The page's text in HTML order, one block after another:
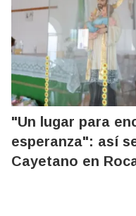
"Un lugar para
esperanza": así
Cayetano en